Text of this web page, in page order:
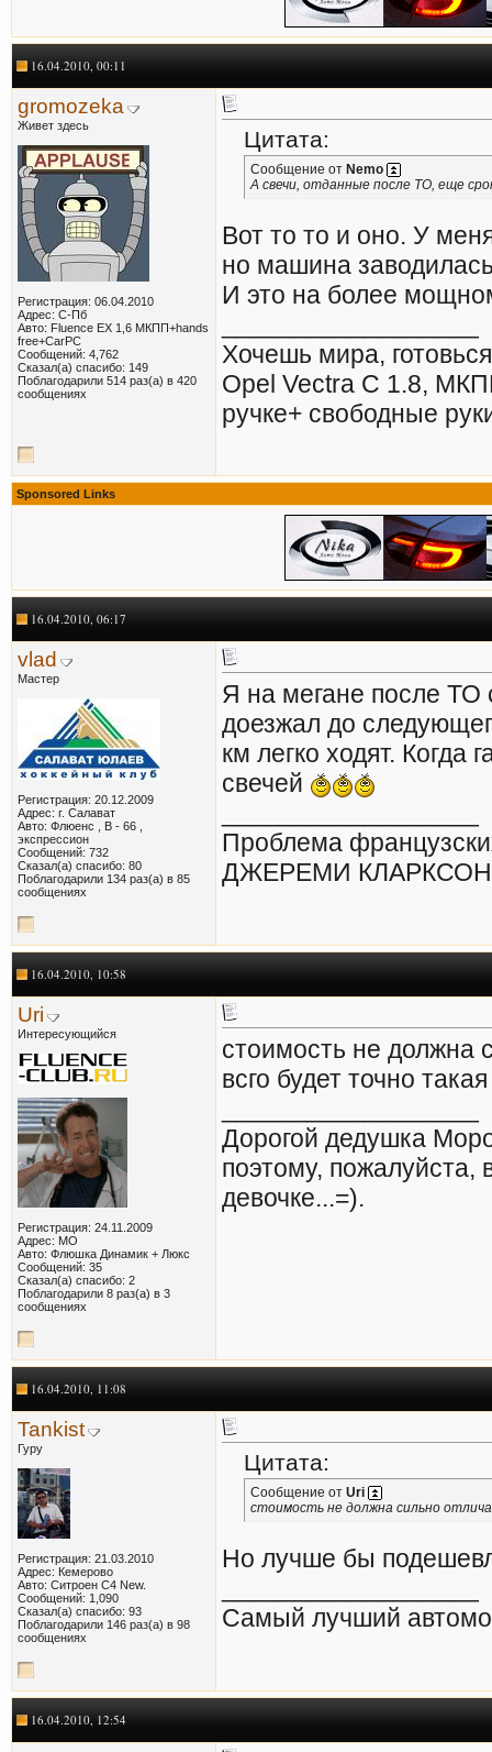
16.04.2010, 00:11
gromozeka
Живет здесь
Регистрация: 06.04.2010
Адрес: С-Пб
Авто: Fluence EX 1,6 МКПП+hands
free+CarPC
Сообщений: 4,762
Сказал(а) спасибо: 149
Поблагодарили 514 раз(а) в 420
сообщениях
Цитата:
Сообщение от Nemo
А свечи, отданные после ТО, еще
Вот то то и оно. У
но машина
И это на более
Хочешь мира,
Opel Vectra С 1.8,
ручке+ свободные
Sponsored Links
16.04.2010, 06:17
vlad
Мастер
Регистрация: 20.12.2009
Адрес: г. Салават
Авто: Флюенс , В - 66 ,
экспрессион
Сообщений: 732
Сказал(а) спасибо: 80
Поблагодарили 134 раз(а) в 85
сообщениях
Я на мегане после ТО
доезжал до
км легко ходят. Когда
свечей
Проблема
ДЖЕРЕМИ КЛАРКСОН
16.04.2010, 10:58
Uri
Интересующийся
Регистрация: 24.11.2009
Адрес: МО
Авто: Флюшка Динамик + Люкс
Сообщений: 35
Сказал(а) спасибо: 2
Поблагодарили 8 раз(а) в 3
сообщениях
стоимость не должна
всго будет точно
Дорогой дедушка
поэтому, пожалуйста,
девочке...=).
16.04.2010, 11:08
Tankist
Гуру
Регистрация: 21.03.2010
Адрес: Кемерово
Авто: Ситроен С4 New.
Сообщений: 1,090
Сказал(а) спасибо: 93
Поблагодарили 146 раз(а) в 98
сообщениях
Цитата:
Сообщение от Uri
стоимость не должна сильно
Но лучше бы
Самый лучший
16.04.2010, 12:54